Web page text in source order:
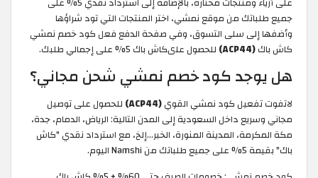
جميع طلباتك من موقع نمشي، اختر المنتجات التي تود شراؤها
وأضفها إلى سلى التسوق، وفي صفحة الدفع فعل كود خصم نمشي
كاش باك(ACP44) للحصول علىكاش باك 5% على إجمالي طلبك.
هل يوجد كود خصم نمشي شحن مجاني؟
لاتفوت تفعيل كود نمشي القوي(ACP44)
للحصول على توصيل
مجاني وسريع داخل السعودية إلى المدن التالية: الرياض، الدمام، جدة،
مكة المكرمة، المدينة المنورة، الخبر…إلخ، مع استرداد نقدي "كاش
باك" بقيمة 5% على جميع طلباتك من Namshi اليوم.